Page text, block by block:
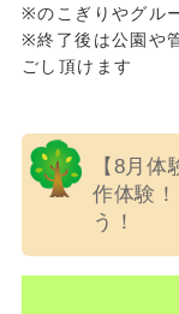
※のこぎりやグル
※終了後は公園や
ごし頂けます
【8月
作体験
う！